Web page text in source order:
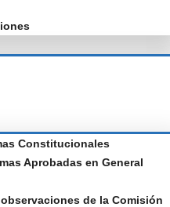
Constitucionales
Aprobadas en General
de la Comisión